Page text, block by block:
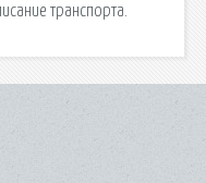
транспорта.